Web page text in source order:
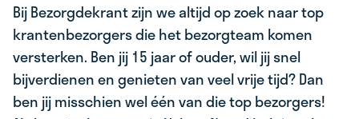
Bij Bezorgdekrant zijn we altijd op zoek naar top
krantenbezorgers die het bezorgteam komen
versterken. Ben jij 15 jaar of ouder, wil jij snel
bijverdienen en genieten van veel vrije tijd? Dan
ben jij misschien wel één van die top bezorgers!